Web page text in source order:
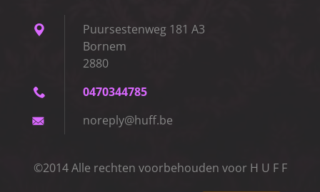
Puursestenweg 181 A3
Bornem
2880
0470344785
noreply@huff.be
©2014 Alle rechten voorbehouden voor H U F F